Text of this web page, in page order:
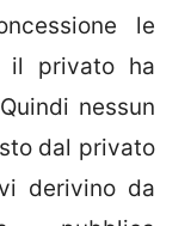
le
il privato ha
nessun
dal privato
derivino da